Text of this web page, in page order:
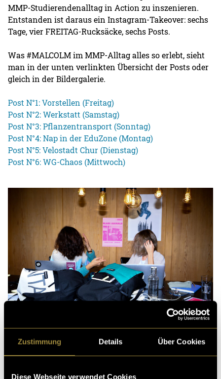
Zustimmung Details Über Cookies
Diese Webseite verwendet Cookies
MMP-Studierendenalltag in Action zu inszenieren.
Entstanden ist daraus ein Instagram-Takeover: sechs
Tage, vier FREITAG-Rucksäcke, sechs Posts.
Was #MALCOLM im MMP-Alltag alles so erlebt, sieht
man in der unten verlinkten Übersicht der Posts oder
gleich in der Bildergalerie.
Post N°1: Vorstellen (Freitag)
Post N°2: Werkstatt (Samstag)
Post N°3: Pflanzentransport (Sonntag)
Post N°4: Nap in der EduZone (Montag)
Post N°5: Velostadt Chur (Dienstag)
Post N°6: WG-Chaos (Mittwoch)